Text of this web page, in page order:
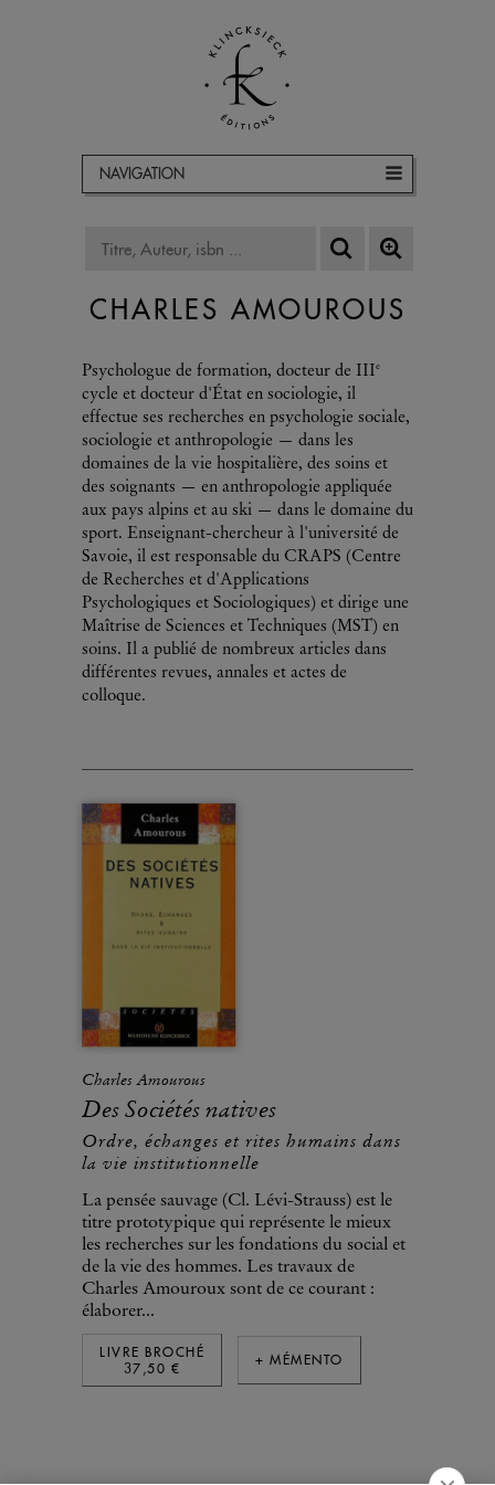
NAVIGATION
CHARLES AMOUROUS
Psychologue de formation, docteur de IIIe
cycle et docteur d'État en sociologie, il
effectue ses recherches en psychologie sociale,
sociologie et anthropologie — dans les
domaines de la vie hospitalière, des soins et
des soignants — en anthropologie appliquée
aux pays alpins et au ski — dans le domaine du
sport. Enseignant-chercheur à l'université de
Savoie, il est responsable du CRAPS (Centre
de Recherches et d'Applications
Psychologiques et Sociologiques) et dirige une
Maîtrise de Sciences et Techniques (MST) en
soins. Il a publié de nombreux articles dans
différentes revues, annales et actes de
colloque.
Charles Amourous
Des Sociétés natives
Ordre, échanges et rites humains dans
la vie institutionnelle
La pensée sauvage (Cl. Lévi-Strauss) est le
titre prototypique qui représente le mieux
les recherches sur les fondations du social et
de la vie des hommes. Les travaux de
Charles Amouroux sont de ce courant :
élaborer...
LIVRE BROCHÉ
37,50 €
+ MÉMENTO